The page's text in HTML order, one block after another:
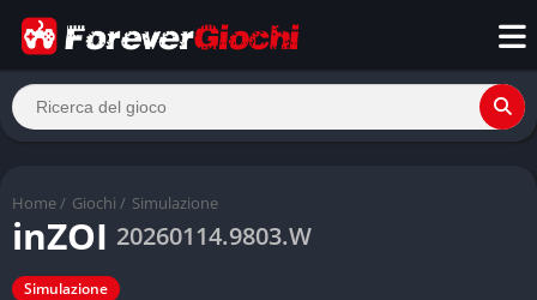
Home / Giochi / Simulazione
inZOI 20260114.9803.W
Simulazione